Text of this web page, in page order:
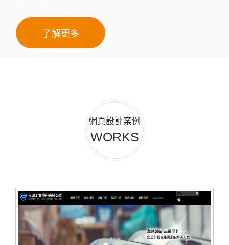
了解更多
網頁設計案例
WORKS